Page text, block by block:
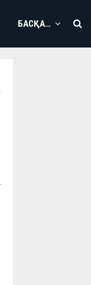
БАСҚА…